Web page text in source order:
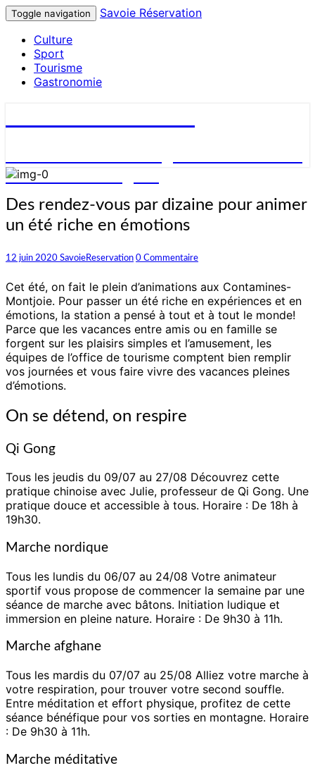
Toggle navigation
Savoie Réservation
Culture
Sport
Tourisme
Gastronomie
et réservez en ligne !
Des
rendez-
vous
dizaine
animer
un
été
riche
en
émotions
Des rendez-vous par dizaine pour animer
un été riche en émotions
12 juin 2020 SavoieReservation Commentaires
0 Commentaire
Cet été, on fait le plein d’animations aux Contamines-
Montjoie. Pour passer un été riche en expériences et en
émotions, la station a pensé à tout et à tout le monde!
Parce que les vacances entre amis ou en famille se
forgent sur les plaisirs simples et l’amusement, les
équipes de l’office de tourisme comptent bien remplir
vos journées et vous faire vivre des vacances pleines
d’émotions.
On se détend, on respire
Qi Gong
Tous les jeudis du 09/07 au 27/08 Découvrez cette
pratique chinoise avec Julie, professeur de Qi Gong. Une
pratique douce et accessible à tous. Horaire : De 18h à
19h30.
Marche nordique
Tous les lundis du 06/07 au 24/08 Votre animateur
sportif vous propose de commencer la semaine par une
séance de marche avec bâtons. Initiation ludique et
immersion en pleine nature. Horaire : De 9h30 à 11h.
Marche afghane
Tous les mardis du 07/07 au 25/08 Alliez votre marche à
votre respiration, pour trouver votre second souffle.
Entre méditation et effort physique, profitez de cette
séance bénéfique pour vos sorties en montagne. Horaire
: De 9h30 à 11h.
Marche méditative